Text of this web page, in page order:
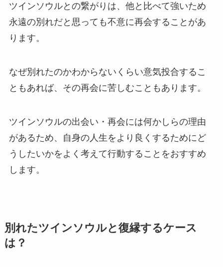
ツインソウルとの繋がりは、他と比べて強いため
永遠の別れだと思っても不意に再会することがあ
ります。
なぜ別れたのかわからないくらい意気投合するこ
ともあれば、その再会に苦しむこともあります。
ツインソウルの出会い・再会には何かしらの理由
があるため、自身の人生をより良くするためにど
うしたいかをよく考えて行動することをおすすめ
します。
別れたツインソウルと復縁するケース
は？